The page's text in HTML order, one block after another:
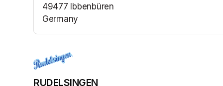
49477 Ibbenbüren
Germany
(opens in a new tab)
RUDELSINGEN